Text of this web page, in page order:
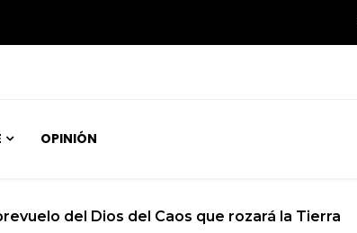
OPINIÓN
del Dios del Caos que rozará la Tierra